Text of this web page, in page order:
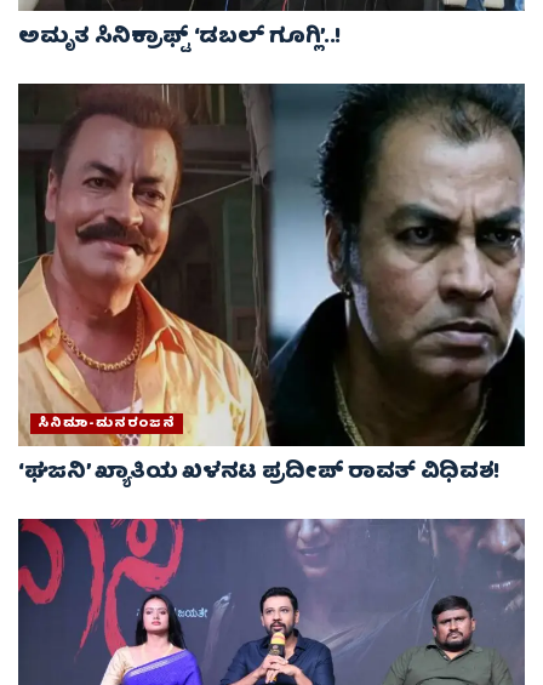
ಅಮೃತ ಸಿನಿಕ್ರಾಫ್ಟ್ ‘ಡಬಲ್ ಗೂಗ್ಲಿ’..!
ಸಿನಿಮಾ-ಮನರಂಜನೆ
‘ಘಜನಿ’ ಖ್ಯಾತಿಯ ಖಳನಟ ಪ್ರದೀಪ್ ರಾವತ್ ವಿಧಿವಶ!